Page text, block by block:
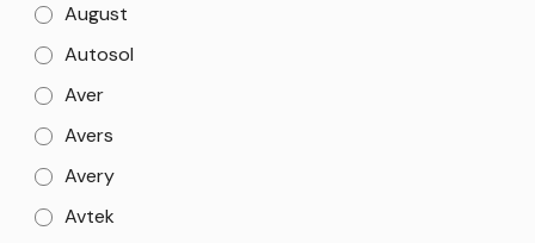
August
Autosol
Aver
Avers
Avery
Avtek